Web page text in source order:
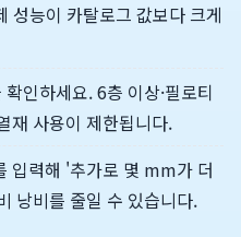
능이 카탈로그 값보다 크게
인하세요. 6층 이상·필로티
재 사용이 제한됩니다.
입력해 '추가로 몇 mm가 더
낭비를 줄일 수 있습니다.